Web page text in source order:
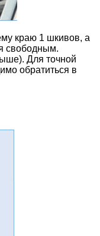
краю 1 шкивов, а
свободным.
Для точной
обратиться в